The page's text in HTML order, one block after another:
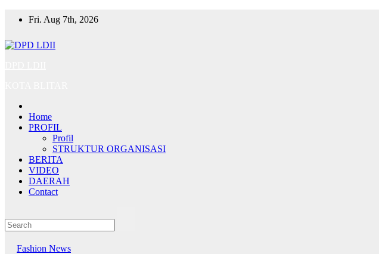
Fri. Aug 7th, 2026
Home
PROFIL
Profil
STRUKTUR ORGANISASI
BERITA
VIDEO
DAERAH
Contact
Fashion News